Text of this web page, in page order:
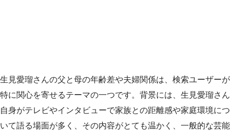
生見愛瑠さんの父と母の年齢差や夫婦関係は、検索ユーザーが
特に関心を寄せるテーマの一つです。背景には、生見愛瑠さん
自身がテレビやインタビューで家族との距離感や家庭環境につ
いて語る場面が多く、その内容がとても温かく、一般的な芸能